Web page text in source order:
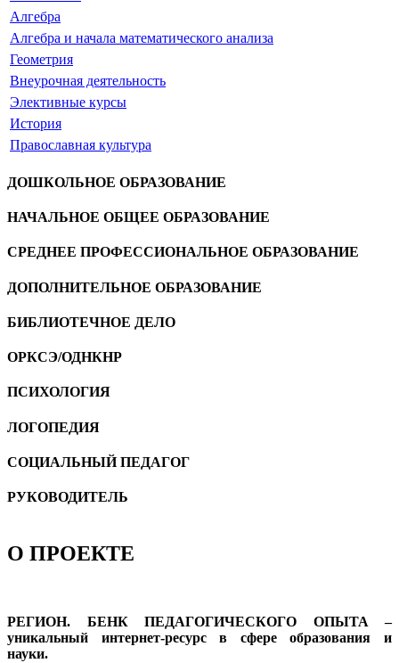
Алгебра
Алгебра и начала математического анализа
Геометрия
Внеурочная деятельность
Элективные курсы
История
Православная культура
ДОШКОЛЬНОЕ ОБРАЗОВАНИЕ
НАЧАЛЬНОЕ ОБЩЕЕ ОБРАЗОВАНИЕ
СРЕДНЕЕ ПРОФЕССИОНАЛЬНОЕ ОБРАЗОВАНИЕ
ДОПОЛНИТЕЛЬНОЕ ОБРАЗОВАНИЕ
БИБЛИОТЕЧНОЕ ДЕЛО
ОРКСЭ/ОДНКНР
ПСИХОЛОГИЯ
ЛОГОПЕДИЯ
CОЦИАЛЬНЫЙ ПЕДАГОГ
РУКОВОДИТЕЛЬ
О ПРОЕКТЕ
РЕГИОН. БЕНК ПЕДАГОГИЧЕСКОГО ОПЫТА –
уникальный интернет-ресурс в сфере образования и
науки.